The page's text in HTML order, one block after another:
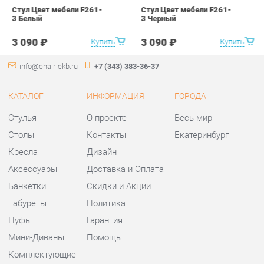
КАТАЛОГ
Столы
Кресла
Аксессуары
Банкетки
Комплектующие
ИНФОРМАЦИЯ
Контакты
Дизайн
Доставка и Оплата
Скидки и Акции
ГОРОДА
Екатеринбург
КОНТАКТЫ
Шоурум и склад самовывоза
Адрес: г. Екатеринбург,
ул.Металлургов, 84
Телефон: +7 (343) 383-36-37